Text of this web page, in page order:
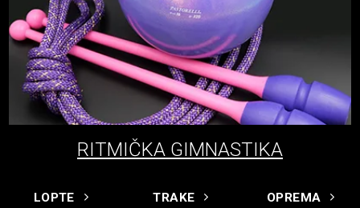
RITMIČKA GIMNASTIKA
LOPTE TRAKE OPREMA